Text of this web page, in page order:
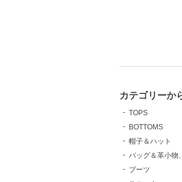
カテゴリーか
TOPS
BOTTOMS
帽子＆ハット
バッグ＆革小物
ブーツ